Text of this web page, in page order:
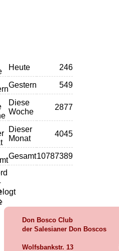
Heute 246
Gestern 549
Diese
Woche
2877
Dieser
Monat
4045
Gesamt10787389
Don Bosco Club
der Salesianer Don Boscos
Wolfsbankstr. 13